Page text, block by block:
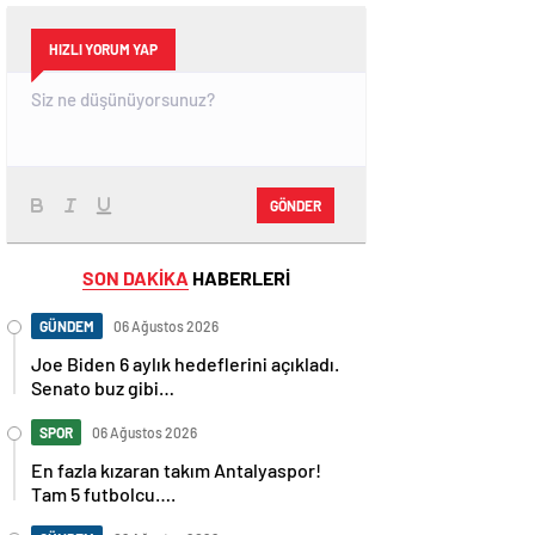
HIZLI YORUM YAP
GÖNDER
SON DAKİKA HABERLERİ
GÜNDEM 06 Ağustos 2026
Joe Biden 6 aylık hedeflerini açıkladı.
Senato buz gibi…
SPOR 06 Ağustos 2026
En fazla kızaran takım Antalyaspor!
Tam 5 futbolcu….